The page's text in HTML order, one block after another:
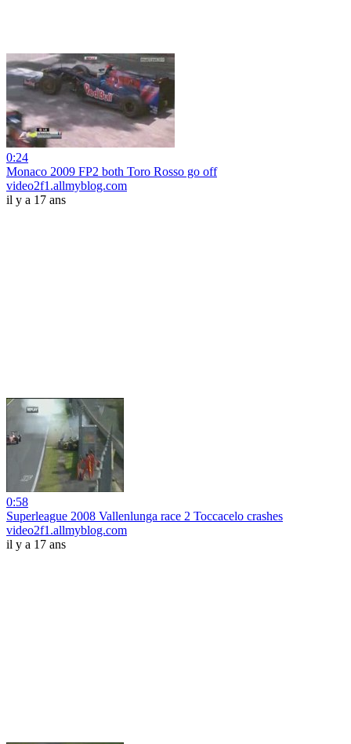
0:24
Monaco 2009 FP2 both Toro Rosso go off
video2f1.allmyblog.com
il y a 17 ans
0:58
Superleague 2008 Vallenlunga race 2 Toccacelo crashes
video2f1.allmyblog.com
il y a 17 ans